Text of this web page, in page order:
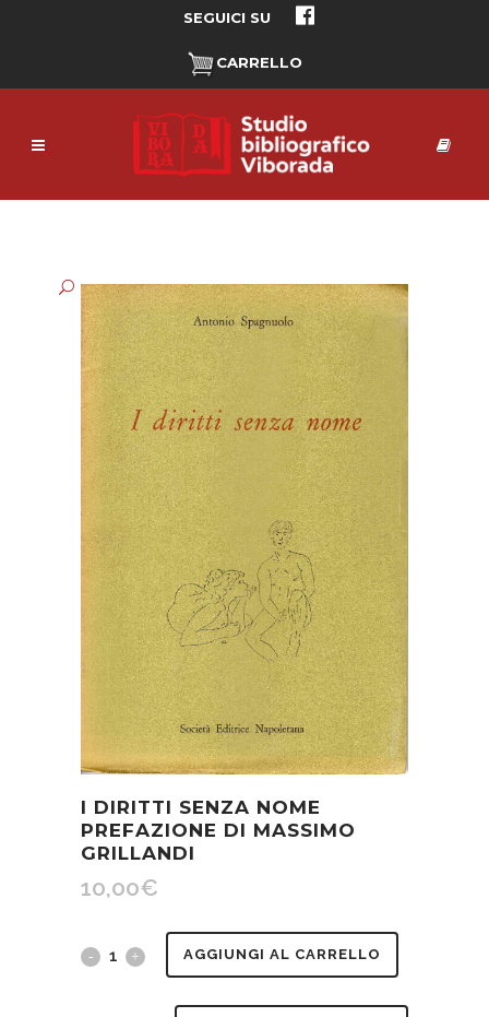
SEGUICI SU
CARRELLO
I DIRITTI SENZA NOME
PREFAZIONE DI MASSIMO
GRILLANDI
10,00€
I AGGIUNGI AL CARRELLO